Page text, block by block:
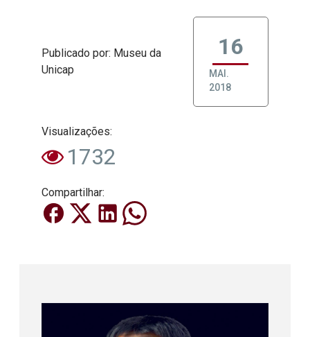
Publicado por: Museu da
Unicap
16
MAI.
2018
Visualizações:
1732
Compartilhar: